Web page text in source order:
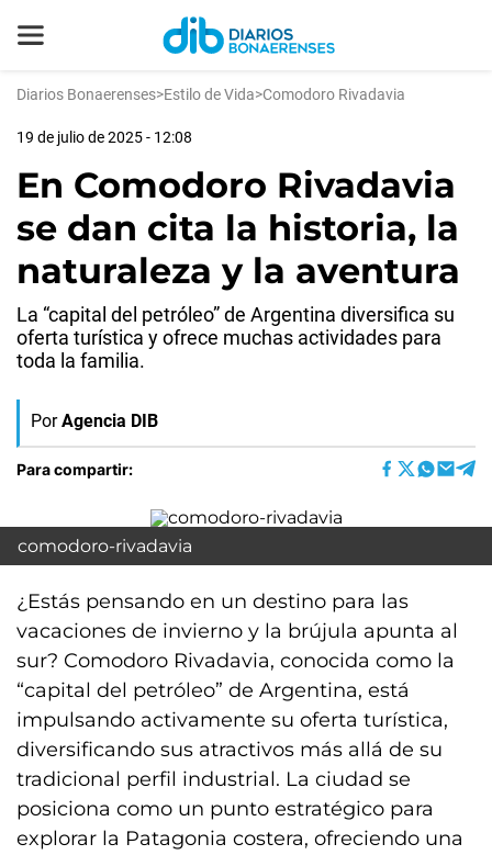
Diarios Bonaerenses>Estilo de Vida>Comodoro Rivadavia
19 de julio de 2025 - 12:08
En Comodoro Rivadavia
se dan cita la historia, la
naturaleza y la aventura
La “capital del petróleo” de Argentina diversifica su
oferta turística y ofrece muchas actividades para
toda la familia.
Por Agencia DIB
Para compartir:
comodoro-rivadavia
¿Estás pensando en un destino para las
vacaciones de invierno y la brújula apunta al
sur? Comodoro Rivadavia, conocida como la
“capital del petróleo” de Argentina, está
impulsando activamente su oferta turística,
diversificando sus atractivos más allá de su
tradicional perfil industrial. La ciudad se
posiciona como un punto estratégico para
explorar la Patagonia costera, ofreciendo una